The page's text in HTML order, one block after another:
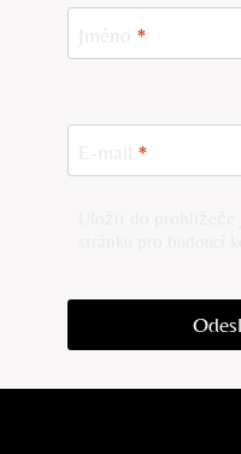
Jméno *
E-mail *